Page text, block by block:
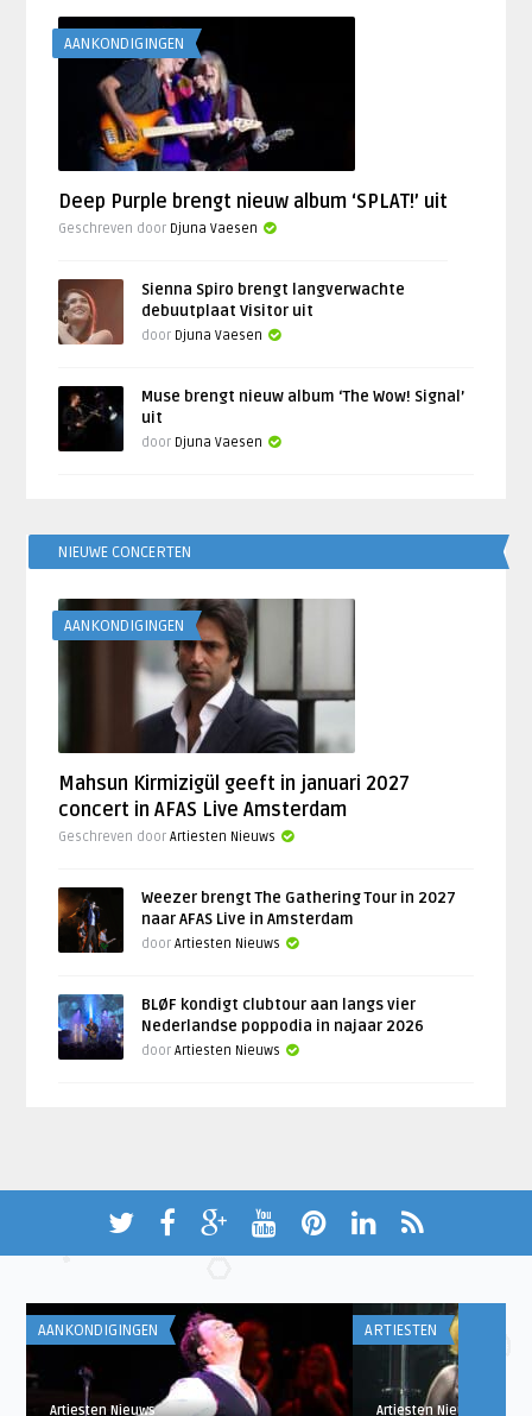
AANKONDIGINGEN
Deep Purple brengt nieuw album ‘SPLAT!’ uit
Geschreven door Djuna Vaesen
Sienna Spiro brengt langverwachte
debuutplaat Visitor uit
door Djuna Vaesen
Muse brengt nieuw album ‘The Wow! Signal’
uit
door Djuna Vaesen
NIEUWE CONCERTEN
AANKONDIGINGEN
Mahsun Kirmizigül geeft in januari 2027
concert in AFAS Live Amsterdam
Geschreven doorArtiesten Nieuws
Weezer brengt The Gathering Tour in 2027
naar AFAS Live in Amsterdam
doorArtiesten Nieuws
BLØF kondigt clubtour aan langs vier
Nederlandse poppodia in najaar 2026
doorArtiesten Nieuws
AANKONDIGINGEN
Artiesten Nieuws
ARTIESTEN
Artiesten Nieuws